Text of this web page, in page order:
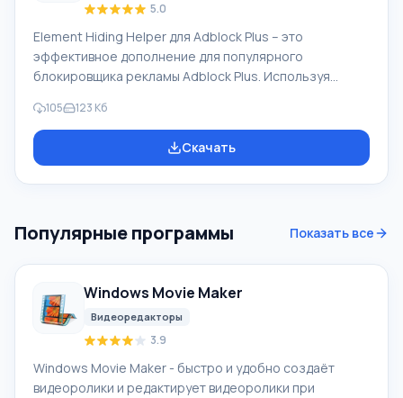
5.0
Element Hiding Helper для Adblock Plus – это
эффективное дополнение для популярного
блокировщика рекламы Adblock Plus. Используя
элементов на странице и самостоятельно выбирать
отдельные элементы, которые необходимо
заблокировать. Функционирует программа только
элементы или рекламу, которую хотите
105 123 Кб
Скачать
Популярные программы Показать все
Windows Movie Maker
Видеоредакторы
3.9
Windows Movie Maker - быстро и удобно создаёт
видеоролики и редактирует видеоролики при